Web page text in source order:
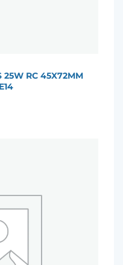
25W RC 45X72MM